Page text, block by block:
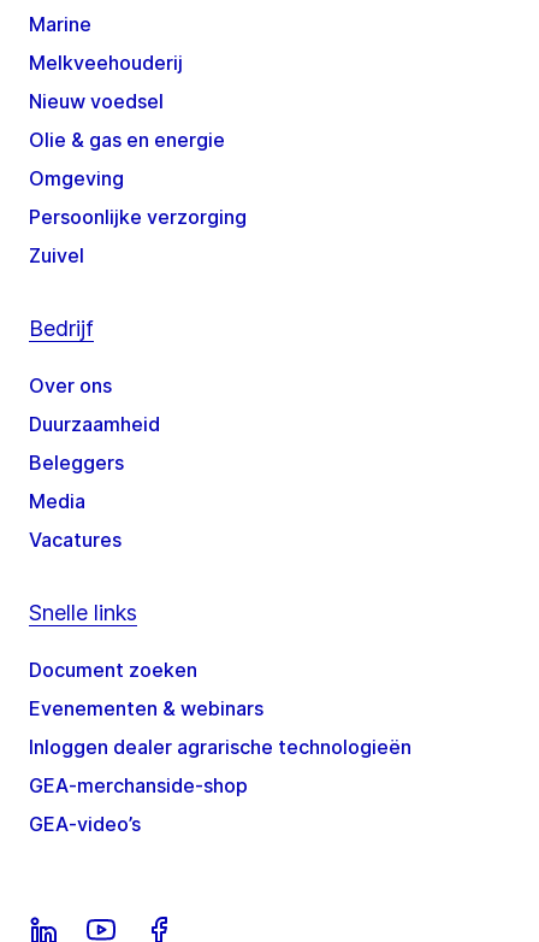
Marine
Melkveehouderij
Nieuw voedsel
Olie & gas en energie
Omgeving
Persoonlijke verzorging
Zuivel
Bedrijf
Over ons
Duurzaamheid
Beleggers
Media
Vacatures
Snelle links
Document zoeken
Evenementen & webinars
Inloggen dealer agrarische technologieën
GEA-merchanside-shop
GEA-video’s